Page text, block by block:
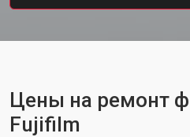
Цены на ремонт
Fujifilm